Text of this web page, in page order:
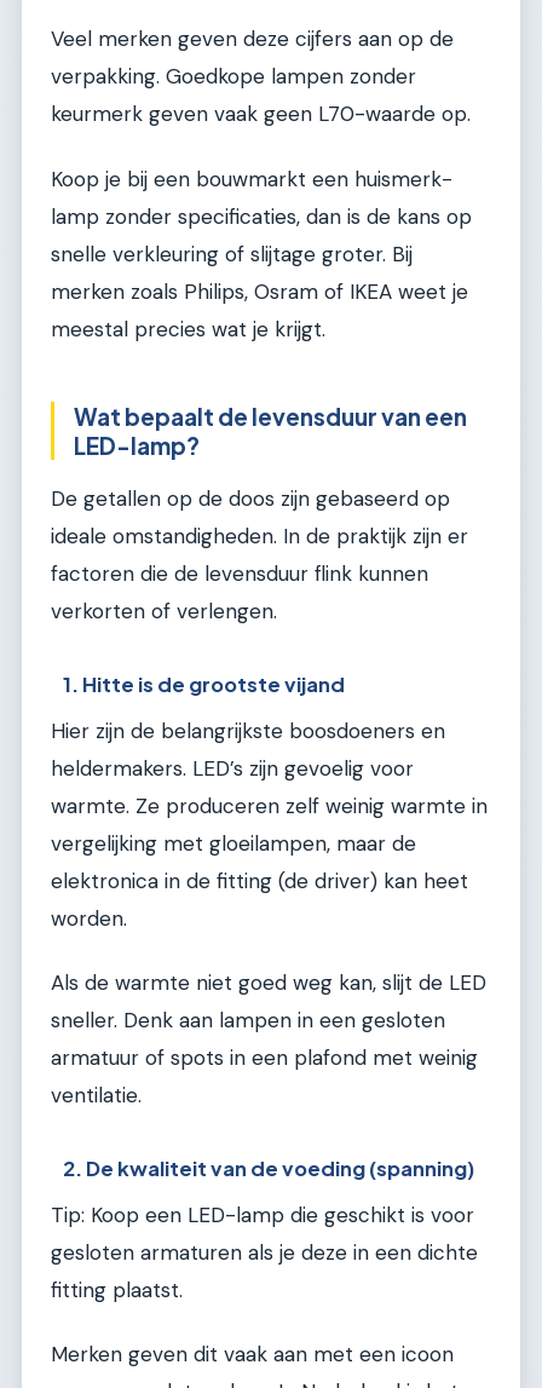
Veel merken geven deze cijfers aan op de
verpakking. Goedkope lampen zonder
keurmerk geven vaak geen L70-waarde op.
Koop je bij een bouwmarkt een huismerk-
lamp zonder specificaties, dan is de kans op
snelle verkleuring of slijtage groter. Bij
merken zoals Philips, Osram of IKEA weet je
meestal precies wat je krijgt.
Wat bepaalt de levensduur van een
LED-lamp?
De getallen op de doos zijn gebaseerd op
ideale omstandigheden. In de praktijk zijn er
factoren die de levensduur flink kunnen
verkorten of verlengen.
1. Hitte is de grootste vijand
Hier zijn de belangrijkste boosdoeners en
heldermakers. LED’s zijn gevoelig voor
warmte. Ze produceren zelf weinig warmte in
vergelijking met gloeilampen, maar de
elektronica in de fitting (de driver) kan heet
worden.
Als de warmte niet goed weg kan, slijt de LED
sneller. Denk aan lampen in een gesloten
armatuur of spots in een plafond met weinig
ventilatie.
2. De kwaliteit van de voeding (spanning)
Tip: Koop een LED-lamp die geschikt is voor
gesloten armaturen als je deze in een dichte
fitting plaatst.
Merken geven dit vaak aan met een icoon